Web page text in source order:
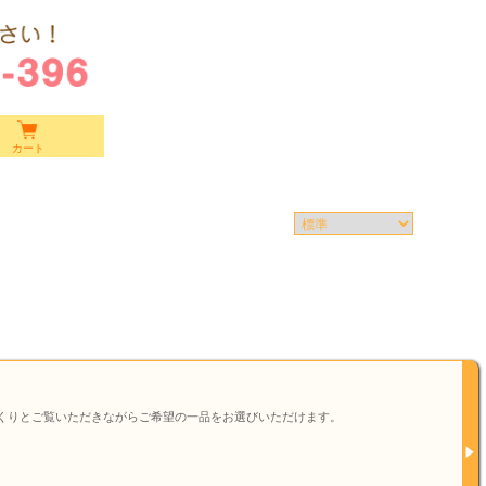
カート
とご覧いただきながらご希望の一品をお選びいただけます。